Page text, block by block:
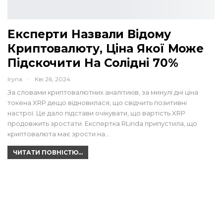
Експерти Назвали Відому
Криптовалюту, Ціна Якої Може
Підскочити На Солідні 70%
Iryna Кві 26, 2024
За словами криптовалютних аналітиків, за минулі дні ціна
токена XRP дещо відновилася, що свідчить позитивні
настрої. Це дало підстави очікувати, що вартість XRP
продовжить зростати. Експертка RLinda припустила, що
криптовалюта має зрости на…
ЧИТАТИ ПОВНІСТЮ...